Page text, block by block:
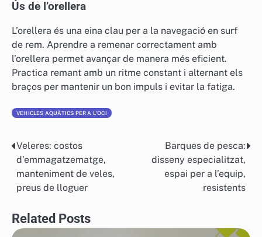
Ús de l’orellera
L’orellera és una eina clau per a la navegació en surf
de rem. Aprendre a remenar correctament amb
l’orellera permet avançar de manera més eficient.
Practica remant amb un ritme constant i alternant els
braços per mantenir un bon impuls i evitar la fatiga.
VEHICLES AQUÀTICS PER A L'OCI
Post
navigation
Veleres: costos
d’emmagatzematge,
manteniment de veles,
preus de lloguer
Barques de pesca:
disseny especialitzat,
espai per a l’equip,
resistents
Related Posts